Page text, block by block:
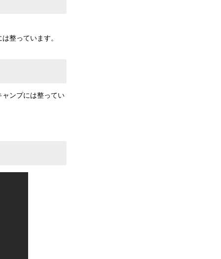
整っています。
ャンプには整ってい